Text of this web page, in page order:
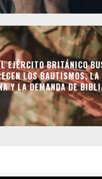
EJÉRCITO BRITÁNICO
LOS BAUTISMOS, LA
Y LA DEMANDA DE